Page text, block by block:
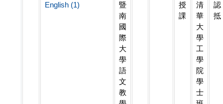
English (1)
暨
南
國
際
大
學
語
文
教
授
課
清
華
大
學
工
學
院
學
士
認
抵